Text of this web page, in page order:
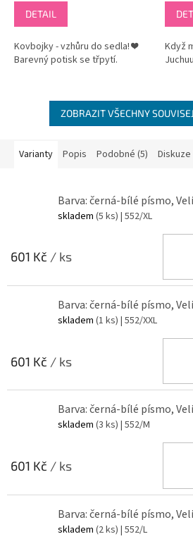
DETAIL
Kovbojky - vzhůru do sedla! ❤
Barevný potisk se třpytí.
Když
ZOBRAZIT VŠECHNY
Varianty Popis Podobné (5) Diskuze
Barva: černá-bílé písmo,
skladem (5 ks) | 552/XL
601 Kč / ks
Barva: černá-bílé písmo,
skladem (1 ks) | 552/XXL
601 Kč / ks
Barva: černá-bílé písmo,
skladem (3 ks) | 552/M
601 Kč / ks
Barva: černá-bílé písmo,
skladem (2 ks) | 552/L